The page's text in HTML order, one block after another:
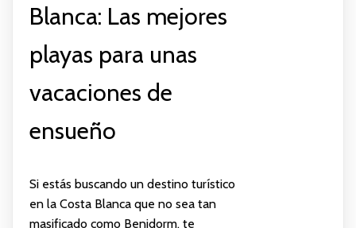
Blanca: Las mejores
playas para unas
vacaciones de
ensueño
Si estás buscando un destino turístico
en la Costa Blanca que no sea tan
masificado como Benidorm, te